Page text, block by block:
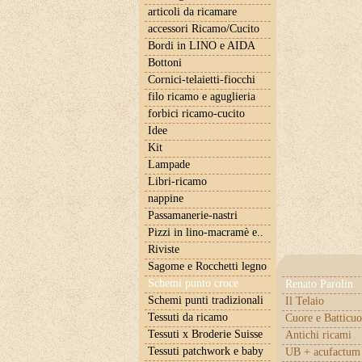
articoli da ricamare
accessori Ricamo/Cucito
Bordi in LINO e AIDA
Bottoni
Cornici-telaietti-fiocchi
filo ricamo e aguglieria
forbici ricamo-cucito
Idee
Kit
Lampade
Libri-ricamo
nappine
Passamanerie-nastri
Pizzi in lino-macramè e..
Riviste
Sagome e Rocchetti legno
Schemi punto croce
Renato Parolin
Il Telaio
Cuore e
Antichi ricami
UB +
Schemi punti tradizionali
Tessuti da ricamo
Tessuti x Broderie Suisse
Tessuti patchwork e baby